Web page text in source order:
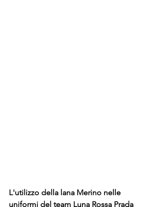
L'utilizzo della lana Merino nelle
uniformi del team Luna Rossa Prada